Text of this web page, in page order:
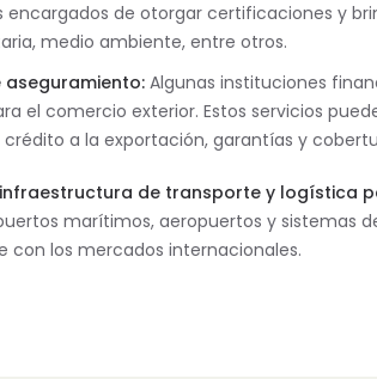
encargados de otorgar certificaciones y
medio ambiente, entre otros.
aseguramiento: Algunas instituciones
el comercio exterior. Estos servicios
a la exportación, garantías y
de transporte y logística
marítimos, aeropuertos y sistemas
los mercados internacionales.